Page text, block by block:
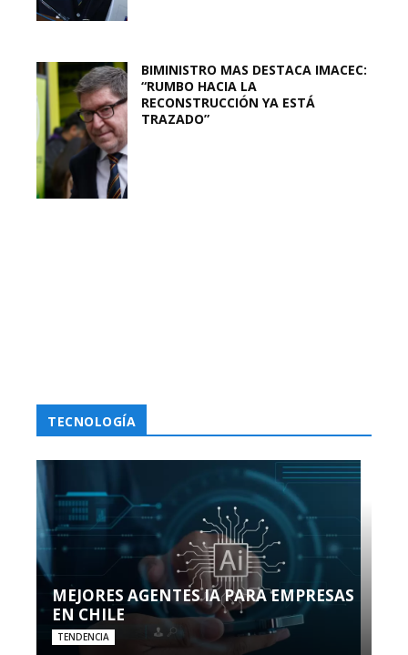
BIMINISTRO MAS DESTACA IMACEC:
“RUMBO HACIA LA
RECONSTRUCCIÓN YA ESTÁ
TRAZADO”
TECNOLOGÍA
MEJORES AGENTES IA PARA EMPRESAS
EN CHILE
TENDENCIA